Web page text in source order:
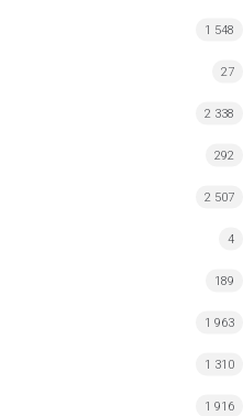
1 548
27
2 338
292
2 507
4
189
1 963
1 310
1 916